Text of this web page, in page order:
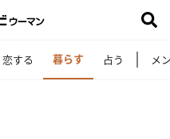
恋する 暮らす 占う メ